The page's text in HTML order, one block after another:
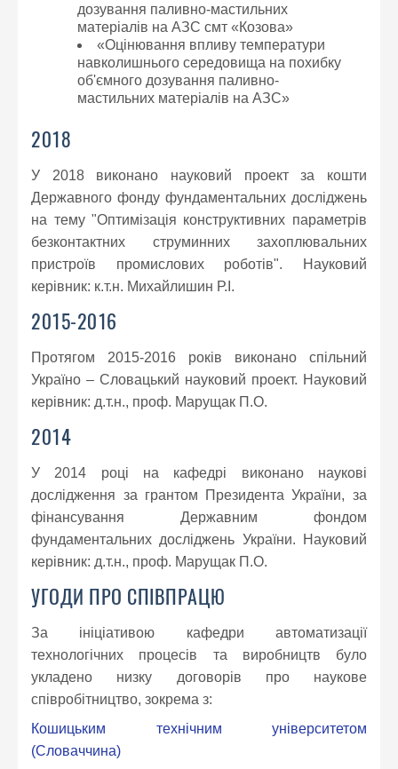
дозування паливно-мастильних
матеріалів на АЗС смт «Козова»
«Оцінювання впливу температури
навколишнього середовища на похибку
об'ємного дозування паливно-
мастильних матеріалів на АЗС»
2018
У 2018 виконано науковий проект за кошти
Державного фонду фундаментальних досліджень
на тему "Оптимізація конструктивних параметрів
безконтактних струминних захоплювальних
пристроїв промислових роботів". Науковий
керівник: к.т.н. Михайлишин Р.І.
2015-2016
Протягом 2015-2016 років виконано спільний
Україно – Словацький науковий проект. Науковий
керівник: д.т.н., проф. Марущак П.О.
2014
У 2014 році на кафедрі виконано наукові
дослідження за грантом Президента України, за
фінансування Державним фондом
фундаментальних досліджень України. Науковий
керівник: д.т.н., проф. Марущак П.О.
УГОДИ ПРО СПІВПРАЦЮ
За ініціативою кафедри автоматизації
технологічних процесів та виробництв було
укладено низку договорів про наукове
співробітництво, зокрема з:
Кошицьким технічним університетом
(Словаччина)